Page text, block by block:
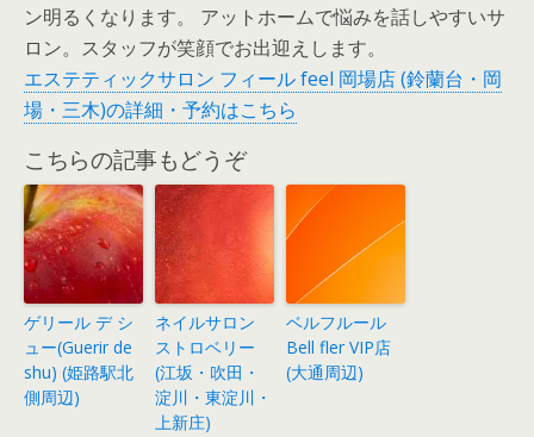
ン明るくなります。 アットホームで悩みを話しやすいサ
ロン。スタッフが笑顔でお出迎えします。
エステティックサロン フィール feel 岡場店 (鈴蘭台・岡
場・三木)の詳細・予約はこちら
こちらの記事もどうぞ
ゲリール デ シ
ュー(Guerir de
shu) (姫路駅北
側周辺)
ネイルサロン
ストロベリー
(江坂・吹田・
淀川・東淀川・
上新庄)
ベルフルール
Bell fler VIP店
(大通周辺)